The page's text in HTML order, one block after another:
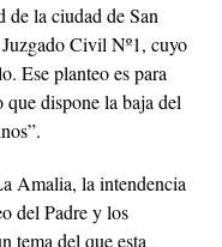
la ciudad de San
Civil Nº1, cuyo
Ese planteo es para
dispone la baja del
Amalia, la intendencia
del Padre y los
tema del que esta